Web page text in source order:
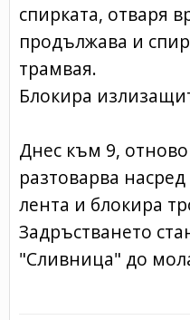
спирката, отваря
продължава и
трамвая.
Блокира
Днес към 9,
разтоварва
лента и блокира
Задръстването
"Сливница" до